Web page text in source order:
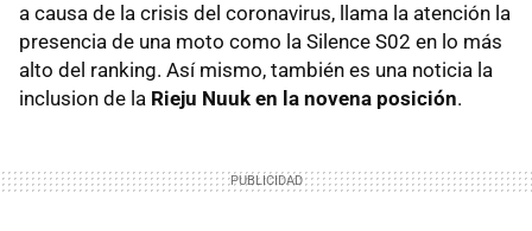
a causa de la crisis del coronavirus, llama la atención la
presencia de una moto como la Silence S02 en lo más
alto del ranking. Así mismo, también es una noticia la
inclusion de la Rieju Nuuk en la novena posición.